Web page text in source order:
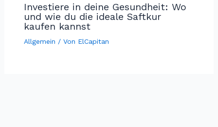
Investiere in deine Gesundheit: Wo
und wie du die ideale Saftkur
kaufen kannst
Allgemein / Von ElCapitan